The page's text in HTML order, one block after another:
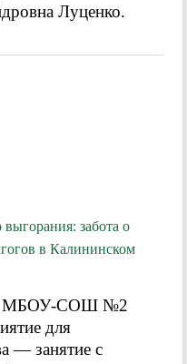
Луценко.
забота о
в Калининском
МБОУ-СОШ №2
для
— занятие с